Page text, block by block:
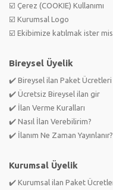
☑️ Çerez (COOKIE) Kullanımı
☑️ Kurumsal Logo
☑️ Ekibimize katılmak ister
Bireysel Üyelik
✔️ Bireysel ilan Paket Ücretleri
✔️ Ücretsiz Bireysel ilan gir
✔️ İlan Verme Kuralları
✔️ Nasıl İlan Verebilirim?
✔️ İlanım Ne Zaman Yayınlanır?
Kurumsal Üyelik
✔️ Kurumsal ilan Paket